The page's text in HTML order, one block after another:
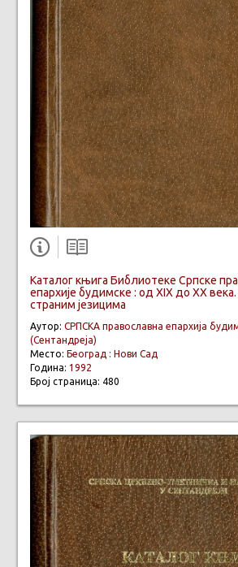
Каталог књига Библиотеке Српске
епархије будимске : од XIX до XX
страним језицима
Аутор: СРПСКА православна епархија
(Сентандреја)
Место: Београд : Нови Сад
Година: 1992
Број страница: 480